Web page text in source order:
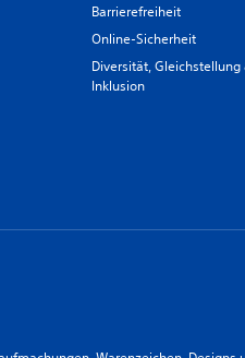
Barrierefreiheit
Online-Sicherheit
Diversität, Gleichstellung
Inklusion